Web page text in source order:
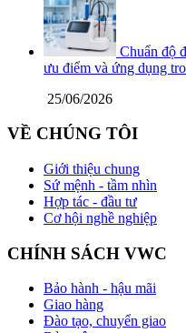
Chuẩn độ
ưu điểm và ứng dụng
25/06/2026
VỀ CHÚNG TÔI
Giới thiệu chung
Sứ mệnh - tầm nhìn
Hợp tác - đầu tư
Cơ hội nghề nghiệp
CHÍNH SÁCH VWC
Bảo hành - hậu mãi
Giao hàng
Đào tạo, chuyển giao